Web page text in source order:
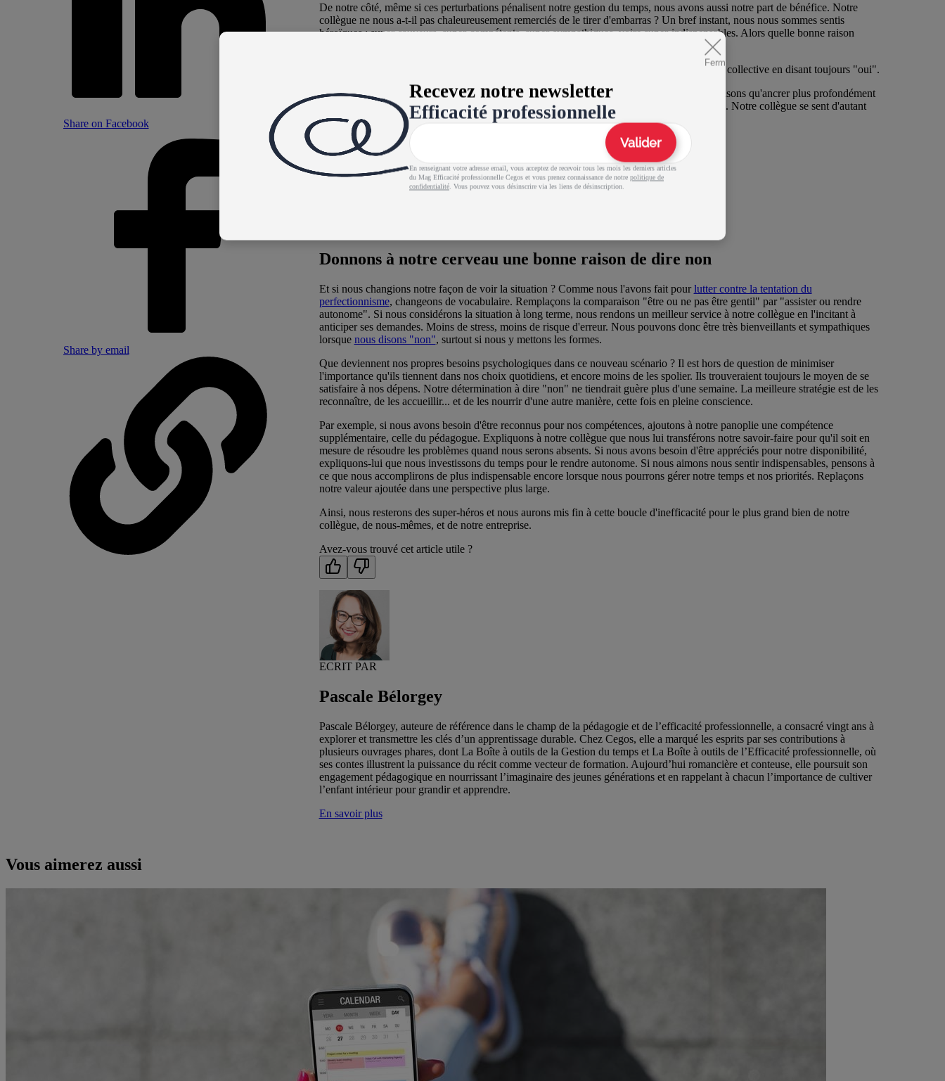
Fermer
Recevez notre newsletter
Efficacité professionnelle
Valider
En renseignant votre adresse email, vous acceptez de recevoir tous les mois les derniers articles
du Mag Efficacité professionnelle Cegos et vous prenez connaissance de notre politique de
confidentialité. Vous pouvez vous désinscrire via les liens de désinscription.
Share on Facebook
Share by email
De notre côté, même si ces perturbations pénalisent notre gestion du temps, nous avons aussi notre part de bénéfice. Notre
collègue ne nous a-t-il pas chaleureusement remerciés de le tirer d'embarras ? Un bref instant, nous nous sommes sentis
héroïques : super-sauveurs, super-compétents, super-sympathiques, voire super-indispensables. Alors quelle bonne raison
Et les mêmes causes produisant les mêmes effets, nous entretenons une boucle d'inefficacité collective en disant toujours "oui".
Même lorsque nous râlons tout en rendant ce fameux service de dernière minute, nous ne faisons qu'ancrer plus profondément
ce mécanisme inconscient. Nous mettons simplement en valeur l'effort que nous fournissons. Notre collègue se sent d'autant
plus choyé, et nous d'autant plus valorisés.
Maîtrise du temps et gestion des priorités
La gestion du temps personnalisée
Donnons à notre cerveau une bonne raison de dire non
Et si nous changions notre façon de voir la situation ? Comme nous l'avons fait pourlutter contre la tentation du
perfectionnisme, changeons de vocabulaire. Remplaçons la comparaison "être ou ne pas être gentil" par "assister ou rendre
autonome". Si nous considérons la situation à long terme, nous rendons un meilleur service à notre collègue en l'incitant à
anticiper ses demandes. Moins de stress, moins de risque d'erreur. Nous pouvons donc être très bienveillants et sympathiques
lorsque nous disons "non", surtout si nous y mettons les formes.
Que deviennent nos propres besoins psychologiques dans ce nouveau scénario ? Il est hors de question de minimiser
l'importance qu'ils tiennent dans nos choix quotidiens, et encore moins de les spolier. Ils trouveraient toujours le moyen de se
satisfaire à nos dépens. Notre détermination à dire "non" ne tiendrait guère plus d'une semaine. La meilleure stratégie est de les
reconnaître, de les accueillir... et de les nourrir d'une autre manière, cette fois en pleine conscience.
Par exemple, si nous avons besoin d'être reconnus pour nos compétences, ajoutons à notre panoplie une compétence
supplémentaire, celle du pédagogue. Expliquons à notre collègue que nous lui transférons notre savoir-faire pour qu'il soit en
mesure de résoudre les problèmes quand nous serons absents. Si nous avons besoin d'être appréciés pour notre disponibilité,
expliquons-lui que nous investissons du temps pour le rendre autonome. Si nous aimons nous sentir indispensables, pensons à
ce que nous accomplirons de plus indispensable encore lorsque nous pourrons gérer notre temps et nos priorités. Replaçons
notre valeur ajoutée dans une perspective plus large.
Ainsi, nous resterons des super-héros et nous aurons mis fin à cette boucle d'inefficacité pour le plus grand bien de notre
collègue, de nous-mêmes, et de notre entreprise.
Avez-vous trouvé cet article utile ?
ECRIT PAR
Pascale Bélorgey
Pascale Bélorgey, auteure de référence dans le champ de la pédagogie et de l’efficacité professionnelle, a consacré vingt ans à
explorer et transmettre les clés d’un apprentissage durable. Chez Cegos, elle a marqué les esprits par ses contributions à
plusieurs ouvrages phares, dont La Boîte à outils de la Gestion du temps et La Boîte à outils de l’Efficacité professionnelle, où
ses contes illustrent la puissance du récit comme vecteur de formation. Aujourd’hui romancière et conteuse, elle poursuit son
engagement pédagogique en nourrissant l’imaginaire des jeunes générations et en rappelant à chacun l’importance de cultiver
l’enfant intérieur pour grandir et apprendre.
En savoir plus
Vous aimerez aussi